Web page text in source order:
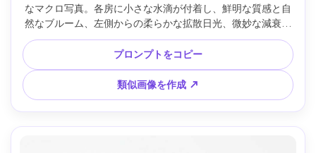
なマクロ写真。各房に小さな水滴が付着し、鮮明な質感と自
然なブルーム、左側からの柔らかな拡散日光、微妙な減衰を
持つダークスレートの背景、Sony A7R IVで撮影、100mmマ
クロレンズ、f/4、フロントベリーに鮮明なピント、クリーミ
ーボケ、高解像度、フォトリアリスティックフードフォト、
リッチな赤色調整 --ar 4:5
プロンプトをコピー
類似画像を作成 ↗